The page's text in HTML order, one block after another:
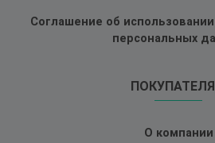
Соглашение об
персональных
О компании